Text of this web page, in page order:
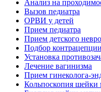
Анализ на
Вызов педиатра
ОРВИ у детей
Прием педиатра
Прием детского
Подбор контрацепции
Установка
Лечение вагинизма
Прием гинеколога-
Кольпоскопия шейки